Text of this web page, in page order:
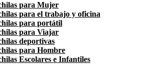
para Mujer
para el trabajo y oficina
para portátil
para Viajar
deportivas
para Hombre
Escolares e Infantiles